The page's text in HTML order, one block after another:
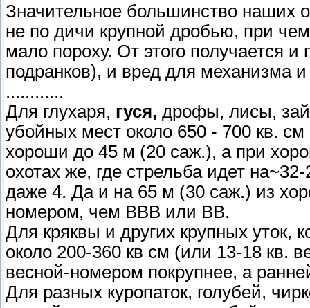
Значительное большинство наших
не по дичи крупной дробью, при
мало пороху. От этого получается
подранков), и вред для механизма и
............
Для глухаря, гуся, дрофы, лисы,
убойных мест около 650 - 700 кв.
хороши до 45 м (20 саж.), а при
охотах же, где стрельба идет
даже 4. Да и на 65 м (30 саж.) из
номером, чем ВВВ или ВВ.
Для кряквы и других крупных уток,
около 200-360 кв см (или 13-18
весной-номером покрупнее, а
Для разных куропаток, голубей,